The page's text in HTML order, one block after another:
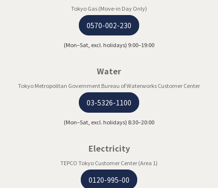
Tokyo Gas (Move-in Day Only)
0570-002-230
(Mon–Sat, excl. holidays) 9:00–19:00
Water
Tokyo Metropolitan Government Bureau of Waterworks Customer Center
03-5326-1100
(Mon–Sat, excl. holidays) 8:30–20:00
Electricity
TEPCO Tokyo Customer Center (Area 1)
0120-995-00